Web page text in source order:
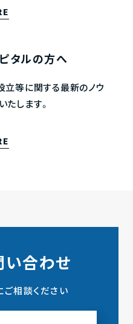
タルの方へ
立等に関する最新のノウ
たします。
い合わせ
相談ください